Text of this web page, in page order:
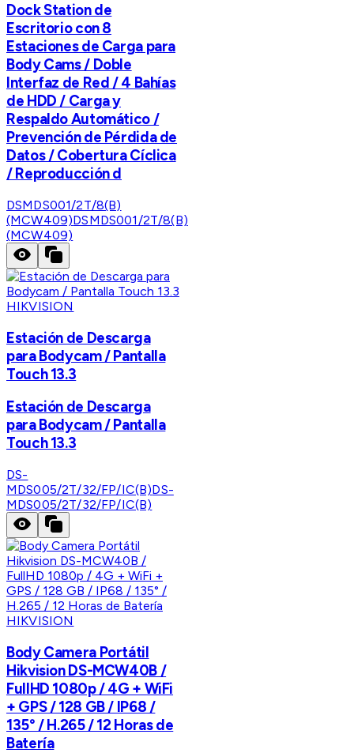
Dock Station de
Escritorio con 8
Estaciones de Carga para
Body Cams / Doble
Interfaz de Red / 4 Bahías
de HDD / Carga y
Respaldo Automático /
Prevención de Pérdida de
Datos / Cobertura Cíclica
/ Reproducción d
DSMDS001/2T/8(B)
(MCW409)DSMDS001/2T/8(B)
(MCW409)
HIKVISION
Estación de Descarga
para Bodycam / Pantalla
Touch 13.3
Estación de Descarga
para Bodycam / Pantalla
Touch 13.3
DS-
MDS005/2T/32/FP/IC(B)DS-
MDS005/2T/32/FP/IC(B)
HIKVISION
Body Camera Portátil
Hikvision DS-MCW40B /
FullHD 1080p / 4G + WiFi
+ GPS / 128 GB / IP68 /
135° / H.265 / 12 Horas de
Batería